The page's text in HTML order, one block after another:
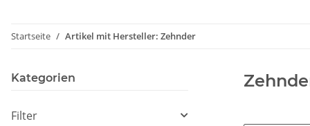
Startseite Artikel mit Hersteller: Zehnder
Kategorien
Filter